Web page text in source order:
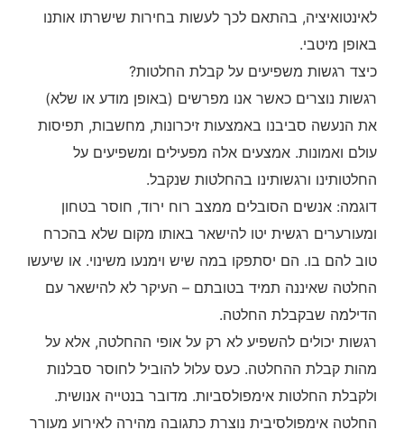
לאינטואיציה, בהתאם לכך לעשות בחירות שישרתו אותנו
באופן מיטבי.
כיצד רגשות משפיעים על קבלת החלטות?
רגשות נוצרים כאשר אנו מפרשים (באופן מודע או שלא)
את הנעשה סביבנו באמצעות זיכרונות, מחשבות, תפיסות
עולם ואמונות. אמצעים אלה מפעילים ומשפיעים על
החלטותינו ורגשותינו בהחלטות שנקבל.
דוגמה: אנשים הסובלים ממצב רוח ירוד, חוסר בטחון
ומעורערים רגשית יטו להישאר באותו מקום שלא בהכרח
טוב להם בו. הם יסתפקו במה שיש וימנעו משינוי. או שיעשו
החלטה שאיננה תמיד בטובתם – העיקר לא להישאר עם
הדילמה שבקבלת החלטה.
רגשות יכולים להשפיע לא רק על אופי ההחלטה, אלא על
מהות קבלת ההחלטה. כעס עלול להוביל לחוסר סבלנות
ולקבלת החלטות אימפולסביות. מדובר בנטייה אנושית.
החלטה אימפולסיבית נוצרת כתגובה מהירה לאירוע מעורר